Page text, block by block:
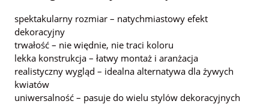
spektakularny rozmiar – natychmiastowy efekt
dekoracyjny
trwałość – nie więdnie, nie traci koloru
lekka konstrukcja – łatwy montaż i aranżacja
realistyczny wygląd – idealna alternatywa dla żywych
kwiatów
uniwersalność – pasuje do wielu stylów dekoracyjnych